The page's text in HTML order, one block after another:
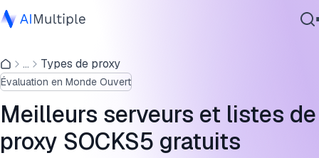
IA agentique
cybersécurité
Données
Logiciel d'entreprise
Services
... Types de proxy
Évaluation en Monde Ouvert
Meilleurs serveurs et listes de
proxy SOCKS5 gratuits
Fournisseurs et listes de proxy SOCKS5 gratuits évalués
Proxies SOCKS5 gratuits avec nom d'utilisateur et mot de
passe (pas de relais ouverts)